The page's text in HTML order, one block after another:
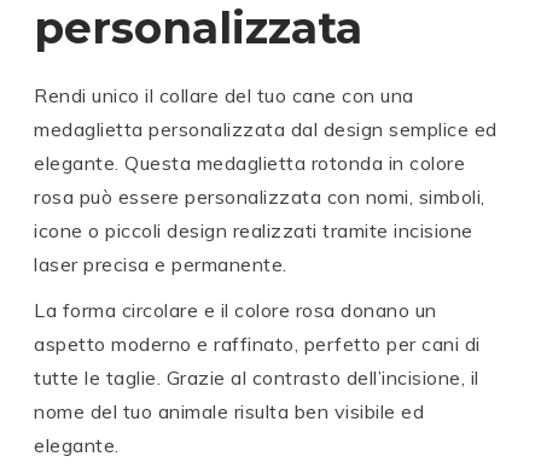
personalizzata
Rendi unico il collare del tuo cane con una
medaglietta personalizzata dal design semplice ed
elegante. Questa medaglietta rotonda in colore
rosa può essere personalizzata con nomi, simboli,
icone o piccoli design realizzati tramite incisione
laser precisa e permanente.
La forma circolare e il colore rosa donano un
aspetto moderno e raffinato, perfetto per cani di
tutte le taglie. Grazie al contrasto dell’incisione, il
nome del tuo animale risulta ben visibile ed
elegante.